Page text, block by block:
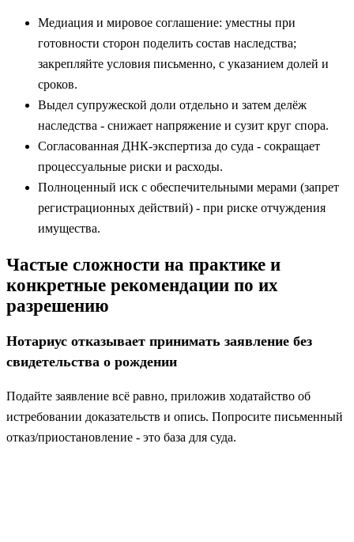
Медиация и мировое соглашение: уместны при
готовности сторон поделить состав наследства;
закрепляйте условия письменно, с указанием долей и
сроков.
Выдел супружеской доли отдельно и затем делёж
наследства - снижает напряжение и сузит круг спора.
Согласованная ДНК‑экспертиза до суда - сокращает
процессуальные риски и расходы.
Полноценный иск с обеспечительными мерами (запрет
регистрационных действий) - при риске отчуждения
имущества.
Частые сложности на практике и
конкретные рекомендации по их
разрешению
Нотариус отказывает принимать заявление без
свидетельства о рождении
Подайте заявление всё равно, приложив ходатайство об
истребовании доказательств и опись. Попросите письменный
отказ/приостановление - это база для суда.